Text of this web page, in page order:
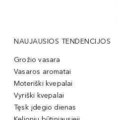
NAUJAUSIOS TENDENCIJOS
Grožio vasara
Vasaros aromatai
Moteriški kvepalai
Vyriški kvepalai
Tęsk įdegio dienas